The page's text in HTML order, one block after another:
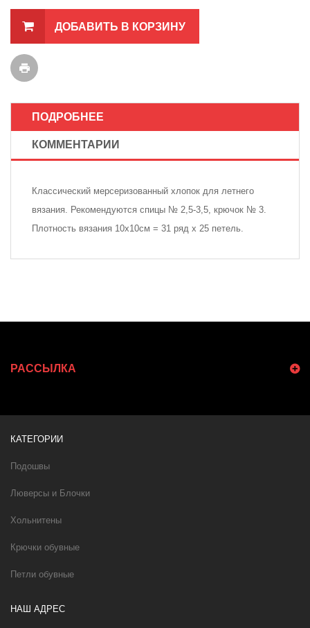
ДОБАВИТЬ В КОРЗИНУ
ПОДРОБНЕЕ
КОММЕНТАРИИ
Классический мерсеризованный хлопок для летнего
вязания. Рекомендуются спицы № 2,5-3,5, крючок № 3.
Плотность вязания 10х10см = 31 ряд х 25 петель.
РАССЫЛКА
КАТЕГОРИИ
Подошвы
Люверсы и Блочки
Хольнитены
Крючки обувные
Петли обувные
НАШ АДРЕС